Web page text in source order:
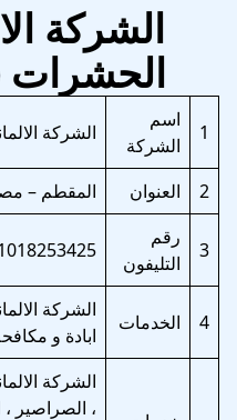
الشركة
1
اسم
الشركة
الشركة
2 العنوان المقطم –
3
رقم
التليفون
4 الخدمات
الشركة
ابادة و
الشركة
، الصراصير ،